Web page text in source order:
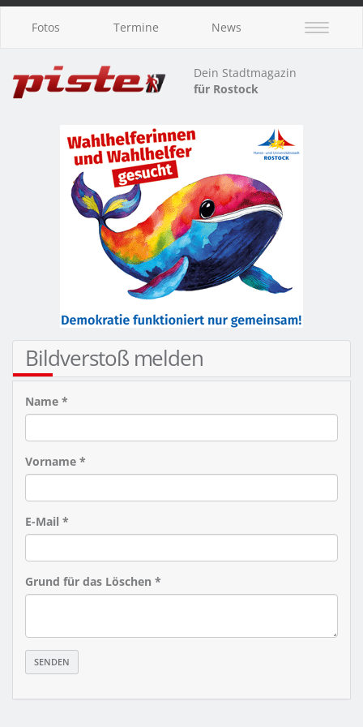
Fotos Termine News
Dein Stadtmagazin
für Rostock
Bildverstoß melden
Name *
Vorname *
E-Mail *
Grund für das Löschen *